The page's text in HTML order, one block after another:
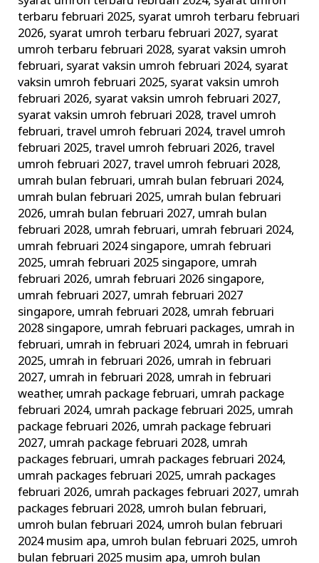
terbaru februari 2025, syarat umroh terbaru februari
2026, syarat umroh terbaru februari 2027, syarat
umroh terbaru februari 2028, syarat vaksin umroh
februari, syarat vaksin umroh februari 2024, syarat
vaksin umroh februari 2025, syarat vaksin umroh
februari 2026, syarat vaksin umroh februari 2027,
syarat vaksin umroh februari 2028,travel umroh
februari,travel umroh februari 2024,travel umroh
februari 2025,travel umroh februari 2026,travel
umroh februari 2027,travel umroh februari 2028,
umrah bulan februari, umrah bulan februari 2024,
umrah bulan februari 2025, umrah bulan februari
2026, umrah bulan februari 2027, umrah bulan
februari 2028, umrah februari, umrah februari 2024,
umrah februari 2024 singapore, umrah februari
2025, umrah februari 2025 singapore, umrah
februari 2026, umrah februari 2026 singapore,
umrah februari 2027, umrah februari 2027
singapore, umrah februari 2028, umrah februari
2028 singapore, umrah februari packages, umrah in
februari, umrah in februari 2024, umrah in februari
2025, umrah in februari 2026, umrah in februari
2027, umrah in februari 2028, umrah in februari
weather, umrah package februari, umrah package
februari 2024, umrah package februari 2025, umrah
package februari 2026, umrah package februari
2027, umrah package februari 2028, umrah
packages februari, umrah packages februari 2024,
umrah packages februari 2025, umrah packages
februari 2026, umrah packages februari 2027, umrah
packages februari 2028, umroh bulan februari,
umroh bulan februari 2024, umroh bulan februari
2024 musim apa, umroh bulan februari 2025, umroh
bulan februari 2025 musim apa, umroh bulan